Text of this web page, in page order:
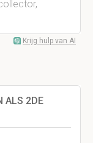
Krijg hulp van AI
ALS 2DE